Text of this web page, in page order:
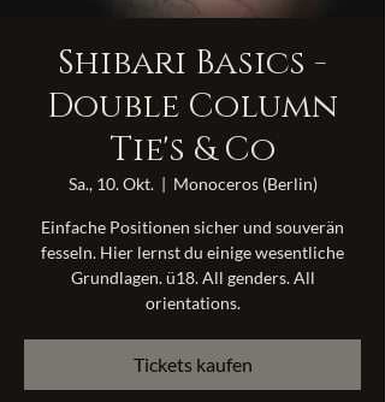
Shibari Basics -
Double Column
Tie's & Co
Sa., 10. Okt.
  |
Monoceros (Berlin)
Einfache Positionen sicher und souverän
fesseln. Hier lernst du einige wesentliche
Grundlagen. ü18. All genders. All
orientations.
Tickets kaufen